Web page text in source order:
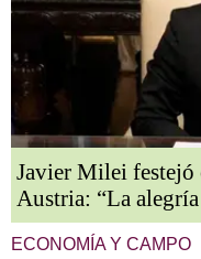
Javier Milei
Austria: “La
ECONOMÍA Y CAMPO